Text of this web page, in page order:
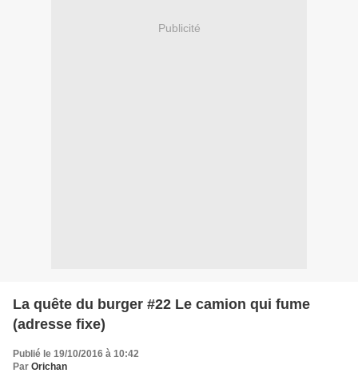
Publicité
La quête du burger #22 Le camion qui fume
(adresse fixe)
Publié le 19/10/2016 à 10:42
Par Orichan